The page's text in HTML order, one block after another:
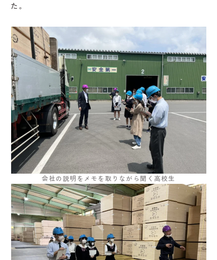
た。
会社の説明をメモを取りながら聞く高校生